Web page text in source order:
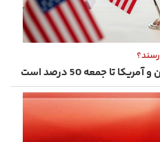
تا جمعه 50 درصد است